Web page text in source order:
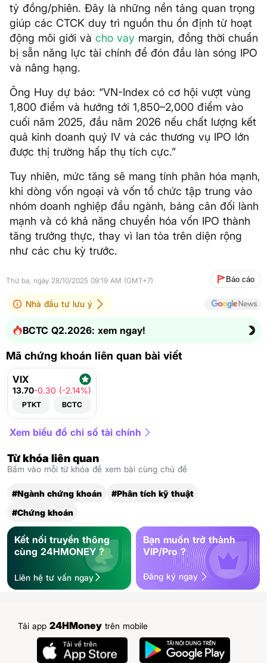
tỷ đồng/phiên. Đây là những nền tảng quan trọng
giúp các CTCK duy trì nguồn thu ổn định từ hoạt
động môi giới và cho vay margin, đồng thời chuẩn
bị sẵn năng lực tài chính để đón đầu làn sóng IPO
và nâng hạng.
Ông Huy dự báo: “VN-Index có cơ hội vượt vùng
1,800 điểm và hướng tới 1,850–2,000 điểm vào
cuối năm 2025, đầu năm 2026 nếu chất lượng kết
quả kinh doanh quý IV và các thương vụ IPO lớn
được thị trường hấp thụ tích cực.”
Tuy nhiên, mức tăng sẽ mang tính phân hóa mạnh,
khi dòng vốn ngoại và vốn tổ chức tập trung vào
nhóm doanh nghiệp đầu ngành, bảng cân đối lành
mạnh và có khả năng chuyển hóa vốn IPO thành
tăng trưởng thực, thay vì lan tỏa trên diện rộng
như các chu kỳ trước.
Thứ ba, ngày 28/10/2025 09:19 AM (GMT+7) Báo cáo
Nhà đầu tư lưu ý
BCTC Q2.2026: xem ngay!
Mã chứng khoán liên quan bài viết
VIX
13.70-0.30 (-2.14%)
PTKT BCTC
Xem biểu đồ chỉ số tài chính
Từ khóa liên quan
Bấm vào mỗi từ khóa để xem bài cùng chủ đề
#Ngành chứng khoán
#Phân tích kỹ thuật
#Chứng khoán
Kết nối truyền thông
cùng 24HMONEY ?
Liên hệ tư vấn ngay
Bạn muốn trở thành
VIP/Pro ?
Đăng ký ngay
Tải app 24HMoney trên mobile